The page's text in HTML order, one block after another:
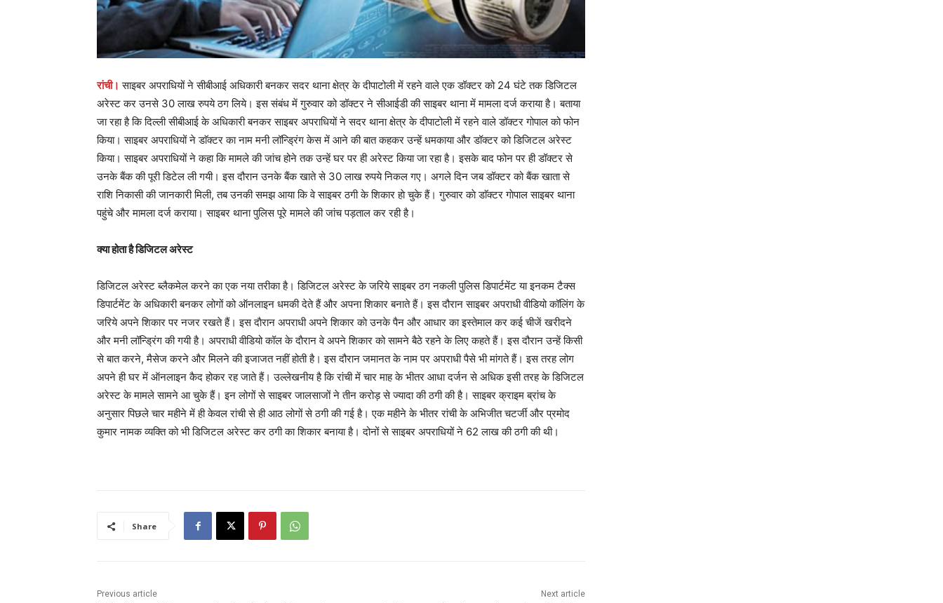
रांची। साइबर अपराधियों ने सीबीआई अधिकारी बनकर सदर थाना क्षेत्र के दीपाटोली में रहने वाले एक डॉक्टर को 24 घंटे तक डिजिटल
अरेस्ट कर उनसे 30 लाख रुपये ठग लिये। इस संबंध में गुरुवार को डॉक्टर ने सीआईडी की साइबर थाना में मामला दर्ज कराया है। बताया
जा रहा है कि दिल्ली सीबीआई के अधिकारी बनकर साइबर अपराधियों ने सदर थाना क्षेत्र के दीपाटोली में रहने वाले डॉक्टर गोपाल को फोन
किया। साइबर अपराधियों ने डाॅक्टर का नाम मनी लॉन्ड्रिंग केस में आने की बात कहकर उन्हें धमकाया और डॉक्टर को डिजिटल अरेस्ट
किया। साइबर अपराधियों ने कहा कि मामले की जांच होने तक उन्हें घर पर ही अरेस्ट किया जा रहा है। इसके बाद फोन पर ही डॉक्टर से
उनके बैंक की पूरी डिटेल ली गयी। इस दौरान उनके बैंक खाते से 30 लाख रुपये निकल गए। अगले दिन जब डॉक्टर को बैंक खाता से
राशि निकासी की जानकारी मिली, तब उनकी समझ आया कि वे साइबर ठगी के शिकार हाे चुके हैं। गुरुवार काे डाॅक्टर गाेपाल साइबर थाना
पहुंचे और मामला दर्ज कराया। साइबर थाना पुलिस पूरे मामले की जांच पड़ताल कर रही है।
क्या होता है डिजिटल अरेस्ट
डिजिटल अरेस्ट ब्लैकमेल करने का एक नया तरीका है। डिजिटल अरेस्ट के जरिये साइबर ठग नकली पुलिस डिपार्टमेंट या इनकम टैक्स
डिपार्टमेंट के अधिकारी बनकर लोगों को ऑनलाइन धमकी देते हैं और अपना शिकार बनाते हैं। इस दौरान साइबर अपराधी वीडियो कॉलिंग के
जरिये अपने शिकार पर नजर रखते हैं। इस दाैरान अपराधी अपने शिकार काे उनके पैन और आधार का इस्तेमाल कर कई चीजें खरीदने
और मनी लॉन्ड्रिंग की गयी है। अपराधी वीडियो कॉल के दाैरान वे अपने शिकार को सामने बैठे रहने के लिए कहते हैं। इस दौरान उन्हें किसी
से बात करने, मैसेज करने और मिलने की इजाजत नहीं होती है। इस दौरान जमानत के नाम पर अपराधी पैसे भी मांगते हैं। इस तरह लोग
अपने ही घर में ऑनलाइन कैद होकर रह जाते हैं। उल्लेखनीय है कि रांची में चार माह के भीतर आधा दर्जन से अधिक इसी तरह के डिजिटल
अरेस्ट के मामले सामने आ चुके हैं। इन लोगों से साइबर जालसाजों ने तीन करोड़ से ज्यादा की ठगी की है। साइबर क्राइम ब्रांच के
अनुसार पिछले चार महीने में ही केवल रांची से ही आठ लोगों से ठगी की गई है। एक महीने के भीतर रांची के अभिजीत चटर्जी और प्रमोद
कुमार नामक व्यक्ति को भी डिजिटल अरेस्ट कर ठगी का शिकार बनाया है। दोनों से साइबर अपराधियों ने 62 लाख की ठगी की थी।
Share
Previous article Next article